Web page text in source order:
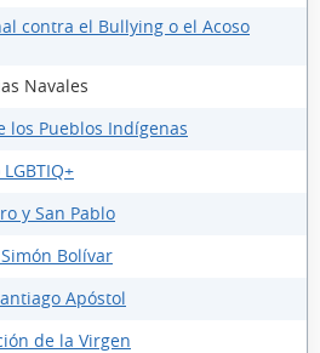
contra el Bullying o el Acoso
Navales
los Pueblos Indígenas
y San Pablo
Bolívar
Apóstol
de la Virgen